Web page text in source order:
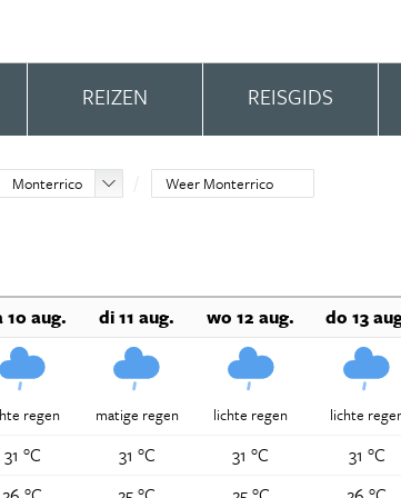
REIZEN REISGIDS
Monterrico Weer Monterrico
10 aug. di 11 aug. wo 12 aug. do 13
regen matige regen lichte regen
lichte
31 °C 31 °C 31 °C 31 °C